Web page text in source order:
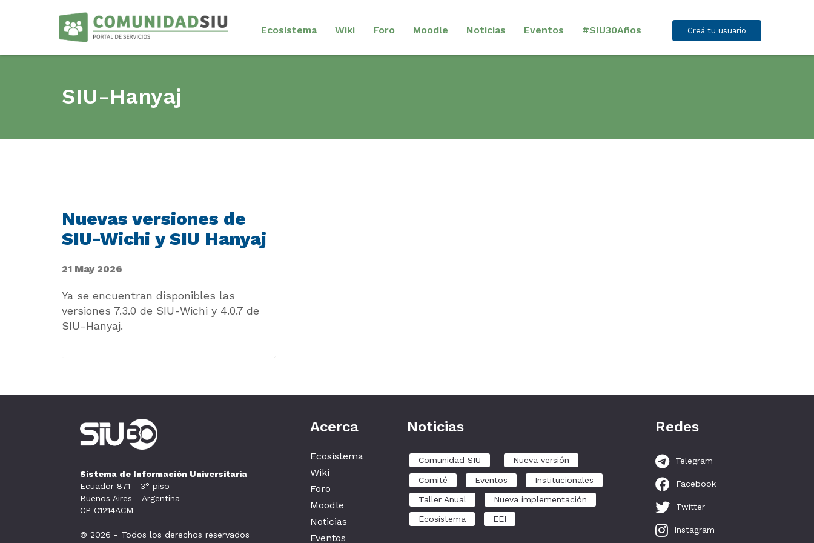
Ecosistema Wiki Foro Moodle Noticias Eventos #SIU30Años Creá tu usuario
SIU-Hanyaj
Nuevas versiones de
SIU-Wichi y SIU Hanyaj
21 May 2026
Ya se encuentran disponibles las
versiones 7.3.0 de SIU-Wichi y 4.0.7 de
SIU-Hanyaj.
Sistema de Información Universitaria
Ecuador 871 - 3° piso
Buenos Aires - Argentina
CP C1214ACM
© 2026 - Todos los derechos reservados
Acerca
Ecosistema
Wiki
Foro
Moodle
Noticias
Eventos
Noticias
Comunidad SIU Nueva versión
Comité Eventos
Institucionales
Taller Anual
Nueva implementación
Ecosistema
EEI
Redes
Telegram
Facebook
Twitter
Instagram